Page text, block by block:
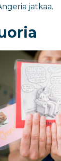
jatkaa.